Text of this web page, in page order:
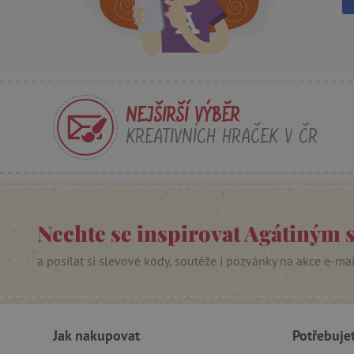
NEJŠIRŠÍ VÝBĚR
KREATIVNÍCH HRAČEK V ČR
Nechte se inspirovat Agátiným
a posílat si slevové kódy, soutěže i pozvánky na akce e-
Jak nakupovat
__cf_bm
cjConsent
CookieScriptConsent
Google